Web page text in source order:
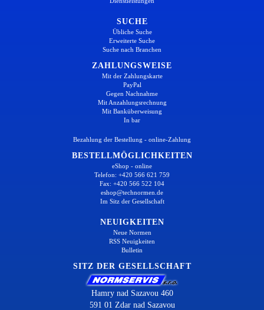
SUCHE
Übliche Suche
Erweiterte Suche
Suche nach Branchen
ZAHLUNGSWEISE
Mit der Zahlungskarte
PayPal
Gegen Nachnahme
Mit Anzahlungsrechnung
Mit Banküberweisung
In bar
Bezahlung der Bestellung - online-Zahlung
BESTELLMÖGLICHKEITEN
eShop - online
Telefon: +420 566 621 759
Fax: +420 566 522 104
eshop@technormen.de
Im Sitz der Gesellschaft
NEUIGKEITEN
Neue Normen
RSS Neuigkeiten
Bulletin
SITZ DER GESELLSCHAFT
Hamry nad Sazavou 460
591 01 Zdar nad Sazavou